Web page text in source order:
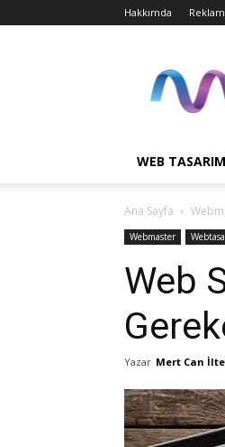
Hakkımda Reklam
WEB TASARIM
Ana Sayfa
Webmaster
Web
Yazar Mert Can